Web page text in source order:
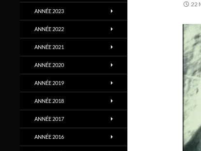
22
ANNÉE 2023
ANNÉE 2022
ANNÉE 2021
ANNÉE 2020
ANNÉE 2019
ANNÉE 2018
ANNÉE 2017
ANNÉE 2016